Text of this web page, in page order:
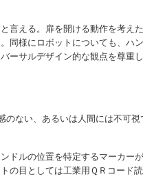
言える。扉を開ける動作を考え
同様にロボットについても、ハ
ーサルデザイン的な観点を尊重
ない、あるいは人間には不可
ドルの位置を特定するマーカー
の目としては工業用ＱＲコード